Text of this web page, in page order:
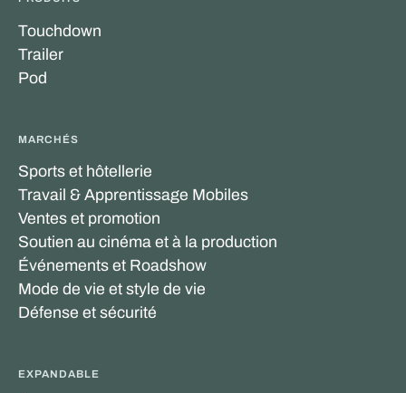
Touchdown
Trailer
Pod
MARCHÉS
Sports et hôtellerie
Travail & Apprentissage Mobiles
Ventes et promotion
Soutien au cinéma et à la production
Événements et Roadshow
Mode de vie et style de vie
Défense et sécurité
EXPANDABLE